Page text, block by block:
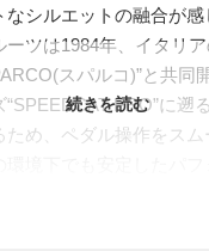
シルエットの融合が感
ーツは1984年、イタリ
スパルコ)”と共同
“SPEEDCAT PRO”に
ため、ペダル操作をス
続きを読む